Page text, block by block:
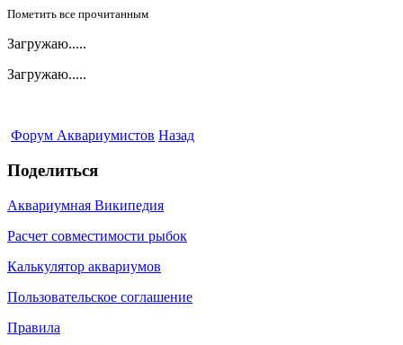
Пометить все прочитанным
Загружаю.....
Загружаю.....
Форум Аквариумистов Назад
Поделиться
Аквариумная Википедия
Расчет совместимости рыбок
Калькулятор аквариумов
Пользовательское соглашение
Правила